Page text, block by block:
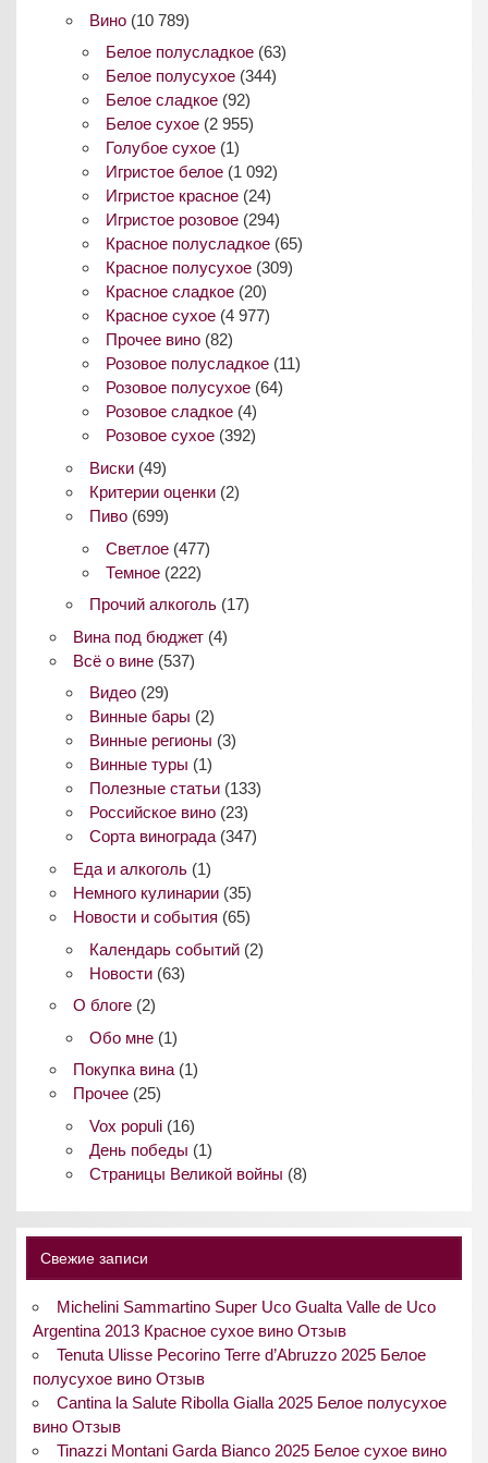
Вино(10 789)
Белое полусладкое (63)
Белое полусухое (344)
Белое сладкое (92)
Белое сухое (2 955)
Голубое сухое (1)
Игристое белое (1 092)
Игристое красное (24)
Игристое розовое (294)
Красное полусладкое (65)
Красное полусухое (309)
Красное сладкое (20)
Красное сухое (4 977)
Прочее вино (82)
Розовое полусладкое (11)
Розовое полусухое (64)
Розовое сладкое (4)
Розовое сухое (392)
Виски(49)
Критерии оценки(2)
Пиво(699)
Светлое (477)
Темное (222)
Прочий алкоголь(17)
Вина под бюджет(4)
Всё о вине(537)
Видео(29)
Винные бары (2)
Винные регионы (3)
Винные туры (1)
Полезные статьи(133)
Российское вино(23)
Сорта винограда(347)
Еда и алкоголь(1)
Немного кулинарии(35)
Новости и события (65)
Календарь событий(2)
Новости(63)
О блоге(2)
Обо мне(1)
Покупка вина(1)
Прочее(25)
Vox populi(16)
День победы (1)
Страницы Великой войны (8)
Свежие записи
Michelini Sammartino Super Uco Gualta Valle de Uco
Argentina 2013 Красное сухое вино Отзыв
Tenuta Ulisse Pecorino Terre d’Abruzzo 2025 Белое
полусухое вино Отзыв
Cantina la Salute Ribolla Gialla 2025 Белое полусухое
вино Отзыв
Tinazzi Montani Garda Bianco 2025 Белое сухое вино